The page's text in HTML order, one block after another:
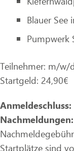
Blauer See
Pumpwerk
Teilnehmer: m/w/
Startgeld: 24,90€
Anmeldeschluss:
Nachmeldungen:
Startplätze sind